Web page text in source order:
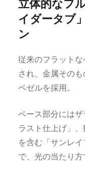
立体的なフ
イダータブ
ン
従来のフラット
され、金属その
ベゼルを採用。
ベース部分には
ラスト仕上げ」
を含む「サンレ
で、光の当たり方